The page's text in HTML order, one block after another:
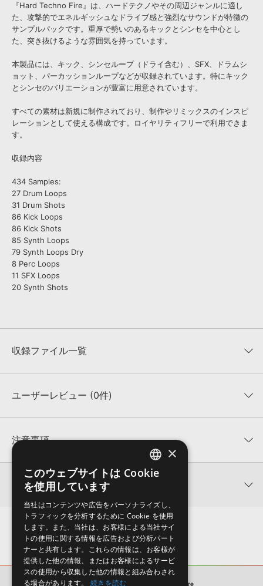
『Hard Techno Fire』は、ハードテクノやその周辺ジャンルに適し
た、攻撃的でエネルギッシュなドライブ感と強烈なサウンドが特徴の
サンプルパックです。重厚で勢いのあるキックとシンセを中心とし
た、突き抜けるような雰囲気を持っています。
本製品には、キック、シンセループ（ドライ含む）、SFX、ドラムシ
ョット、パーカッションループなどが収録されています。特にキック
とシンセのバリエーションが豊富に用意されています。
すべての素材は新規に制作されており、制作やリミックスのインスピ
レーションとして使える構成です。ロイヤリティフリーで利用できま
す。
収録内容
434 Samples:
27 Drum Loops
31 Drum Shots
86 Kick Loops
86 Kick Shots
85 Synth Loops
79 Synth Loops Dry
8 Perc Loops
11 SFX Loops
20 Synth Shots
収録ファイル一覧
収録ファイル一覧
ユーザーレビュー (0件)
★★★★★
★5
★4
★3
★2
★1
レビューをもっと見る »
注意事項
KONTAKTフォーマットについて：
サンプルパック製品の
KONTAKTフォーマットは、製品版KONTAKT（別売）
でお使いいただけます。無償版のKONTAKT PLAYERではお使いい
ただけませんので、ご注意ください。また、「ライブラリ・タブ」
への表示にも対応しておりません。
4GBを超えるデータに関するご注意：FAT32でフォーマットされた
HDDには、1ファイル4GBを超えるデータを格納することができま
せん。データ容量が4GBを超えるダウンロード製品をご購入いただ
きます際には、NTFSやHFS＋でフォーマットされたHDDをご用意
いただく必要がございます。
関連情報
【Loopmasters】計57ブランドのサンプルパックが30%OFF！サ
マーセール！
INDUSTRIAL STRENGTH 製品一覧
サンプルパック Hard Techno Fire
ENGLISH
×
このウェブサイトは Cookie
を使用しています
当社はコンテンツや広告をパーソナライズし、
トラフィックを分析するために Cookie を使用
します。また、当社は、お客様による当社サイ
トの使用に関する情報を広告および分析パート
ナーと共有します。これらの情報は、お客様が
提供した他の情報、またはお客様によるサービ
スの使用から収集した他の情報と組み合わされ
る場合があります。
続きを読む